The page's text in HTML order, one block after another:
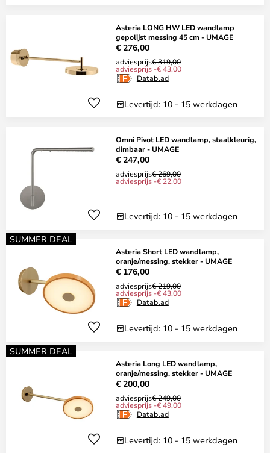
Asteria LONG HW LED wandlamp
gepolijst messing 45 cm - UMAGE
€ 276,00
adviesprijs€ 319,00
adviesprijs -€ 43,00
Datablad
Levertijd: 10 - 15 werkdagen
Omni Pivot LED wandlamp, staalkleurig,
dimbaar - UMAGE
€ 247,00
adviesprijs€ 269,00
adviesprijs -€ 22,00
Levertijd: 10 - 15 werkdagen
SUMMER DEAL
Asteria Short LED wandlamp,
oranje/messing, stekker - UMAGE
€ 176,00
adviesprijs€ 219,00
adviesprijs -€ 43,00
Datablad
Levertijd: 10 - 15 werkdagen
SUMMER DEAL
Asteria Long LED wandlamp,
oranje/messing, stekker - UMAGE
€ 200,00
adviesprijs€ 249,00
adviesprijs -€ 49,00
Datablad
Levertijd: 10 - 15 werkdagen